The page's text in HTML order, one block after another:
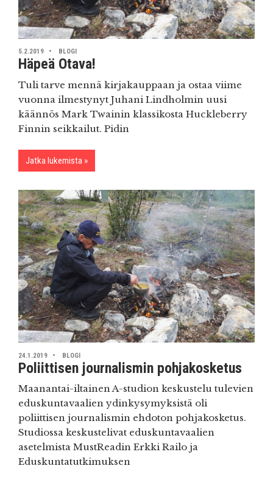
5.2.2019 BLOGI
Häpeä Otava!
Tuli tarve mennä kirjakauppaan ja ostaa viime
vuonna ilmestynyt Juhani Lindholmin uusi
käännös Mark Twainin klassikosta Huckleberry
Finnin seikkailut. Pidin
Jatka lukemista
24.1.2019 BLOGI
Poliittisen journalismin pohjakosketus
Maanantai-iltainen A-studion keskustelu tulevien
eduskuntavaalien ydinkysymyksistä oli
poliittisen journalismin ehdoton pohjakosketus.
Studiossa keskustelivat eduskuntavaalien
asetelmista MustReadin Erkki Railo ja
Eduskuntatutkimuksen